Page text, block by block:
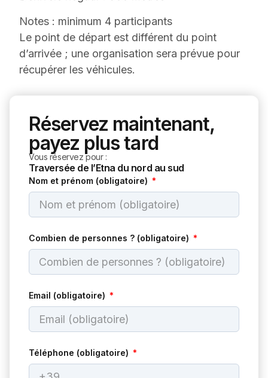
Notes : minimum 4 participants
Le point de départ est différent du point
d’arrivée ; une organisation sera prévue pour
récupérer les véhicules.
Réservez maintenant,
payez plus tard
Vous réservez pour :
Traversée de l’Etna du nord au sud
Nom et prénom (obligatoire)
Combien de personnes ? (obligatoire)
Email (obligatoire)
Téléphone (obligatoire)